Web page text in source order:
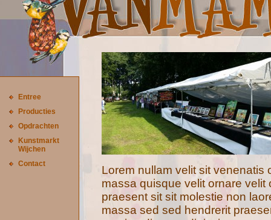
Entree
Producties
Opdrachten
Kunstmarkt
Wijchen
Contact
Lorem nullam velit sit venenatis
massa quisque velit ornare
praesent sit sit molestie non
massa sed sed hendrerit